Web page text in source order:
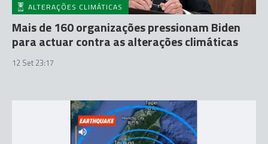
ALTERAÇÕES CLIMÁTICAS
Mais de 160 organizações pressionam Biden
para actuar contra as alterações climáticas
12 Set 23:17